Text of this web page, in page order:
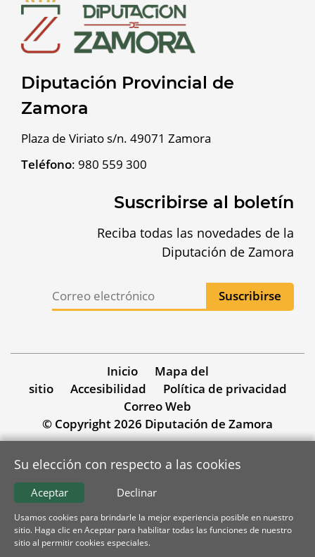
Diputación Provincial de
Zamora
Plaza de Viriato s/n. 49071 Zamora
Teléfono: 980 559 300
Suscribirse al boletín
Reciba todas las novedades de la
Diputación de Zamora
Inicio
Mapa del
sitio
Accesibilidad
Política de privacidad
Correo Web
© Copyright 2026 Diputación de Zamora
Su elección con respecto a las cookies
Declinar
Aceptar
Usamos cookies para brindarle la mejor experiencia posible en nuestro
sitio. Haga clic en Aceptar para habilitar todas las funciones de nuestro
sitio al permitir cookies especiales.